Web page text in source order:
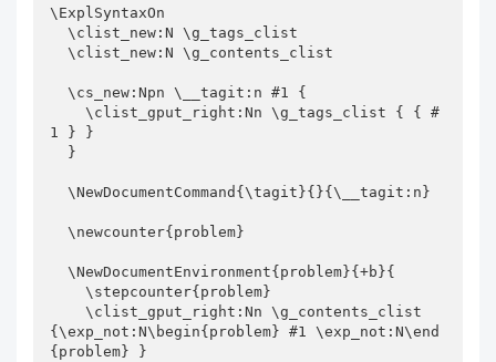
\ExplSyntaxOn
  \clist_new:N \g_tags_clist
  \clist_new:N \g_contents_clist
  \cs_new:Npn \__tagit:n #1 {
    \clist_gput_right:Nn \g_tags_clist { { #
1 } }
  \NewDocumentCommand{\tagit}{}{\__tagit:n}
  \newcounter{problem}
  \NewDocumentEnvironment{problem}{+b}{
    \stepcounter{problem}
    \clist_gput_right:Nn \g_contents_clist
{\exp_not:N\begin{problem} #1 \exp_not:N\end
{problem} }